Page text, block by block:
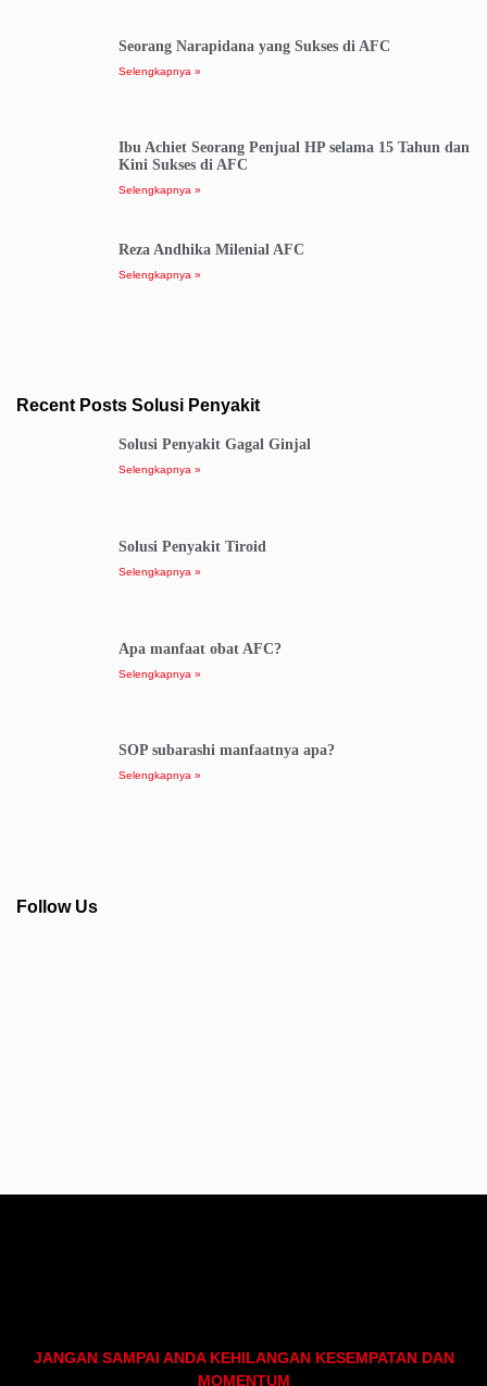
Seorang Narapidana yang Sukses di AFC
Selengkapnya »
Ibu Achiet Seorang Penjual HP selama 15 Tahun dan
Kini Sukses di AFC
Selengkapnya »
Reza Andhika Milenial AFC
Selengkapnya »
Recent Posts Solusi Penyakit
Solusi Penyakit Gagal Ginjal
Selengkapnya »
Solusi Penyakit Tiroid
Selengkapnya »
Apa manfaat obat AFC?
Selengkapnya »
SOP subarashi manfaatnya apa?
Selengkapnya »
Follow Us
JANGAN SAMPAI ANDA KEHILANGAN KESEMPATAN DAN
MOMENTUM